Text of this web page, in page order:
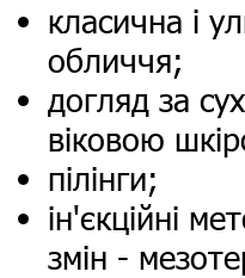
класична і
обличчя;
догляд за
віковою
пілінги;
ін'єкційні
змін -